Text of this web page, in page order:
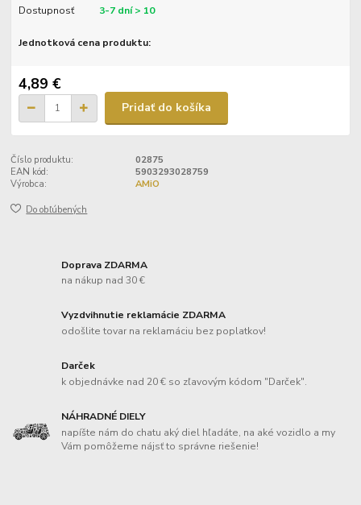
Dostupnosť 3-7 dní > 10
Jednotková cena produktu:
4,89 €
Pridať do košíka
Číslo produktu:
02875
EAN kód:
5903293028759
Výrobca:
AMiO
Do obľúbených
Doprava ZDARMA
na nákup nad 30 €
Vyzdvihnutie reklamácie ZDARMA
odošlite tovar na reklamáciu bez poplatkov!
Darček
k objednávke nad 20 € so zľavovým kódom "Darček".
NÁHRADNÉ DIELY
napíšte nám do chatu aký diel hľadáte, na aké vozidlo a my
Vám pomôžeme nájsť to správne riešenie!